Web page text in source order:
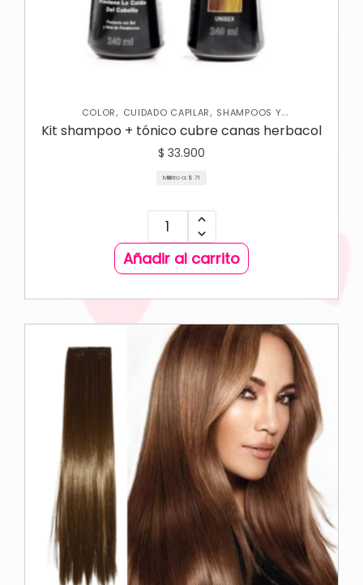
COLOR, CUIDADO CAPILAR, SHAMPOOS Y
ACONDICIONADORES
Kit shampoo + tónico cubre canas herbacol
$ 33.900
Mililitro a: $ 71
Añadir al carrito